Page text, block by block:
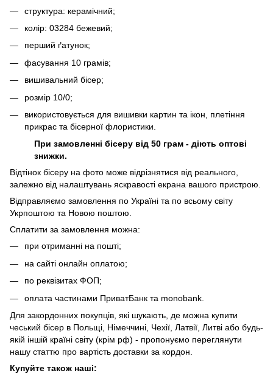
структура: керамічний;
колір: 03284 бежевий;
перший ґатунок;
фасування 10 грамів;
вишивальний бісер;
розмір 10/0;
використовується для вишивки картин та ікон, плетіння
прикрас та бісерної флористики.
При замовленні бісеру від 50 грам - діють оптові
знижки.
Відтінок бісеру на фото може відрізнятися від реального,
залежно від налаштувань яскравості екрана вашого пристрою.
Відправляємо замовлення по Україні та по всьому світу
Укрпоштою та Новою поштою.
Сплатити за замовлення можна:
при отриманні на пошті;
на сайті онлайн оплатою;
по реквізитах ФОП;
оплата частинами ПриватБанк та monobank.
Для закордонних покупців, які шукають, де можна купити
чеський бісер в Польщі, Німеччині, Чехії, Латвії, Литві або будь-
якій іншій країні світу (крім рф) - пропонуємо переглянути
нашу статтю про вартість доставки за кордон
Купуйте також наші: